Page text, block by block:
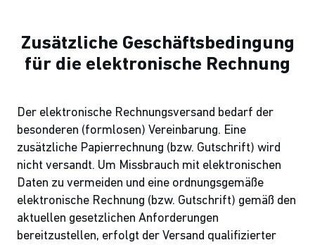
Zusätzliche Geschäftsbedingung
für die elektronische Rechnung
Der elektronische Rechnungsversand bedarf der
besonderen (formlosen) Vereinbarung. Eine
zusätzliche Papierrechnung (bzw. Gutschrift) wird
nicht versandt. Um Missbrauch mit elektronischen
Daten zu vermeiden und eine ordnungsgemäße
elektronische Rechnung (bzw. Gutschrift) gemäß den
aktuellen gesetzlichen Anforderungen
bereitzustellen, erfolgt der Versand qualifizierter